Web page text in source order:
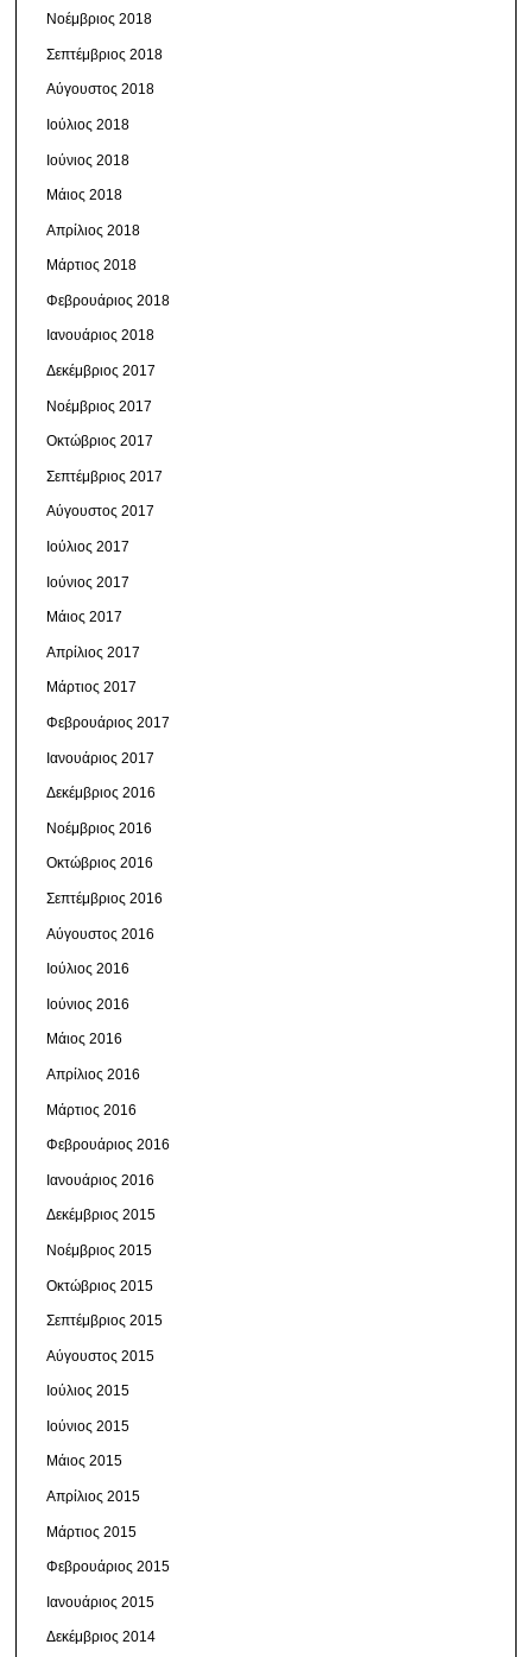
Νοέμβριος 2018
Σεπτέμβριος 2018
Αύγουστος 2018
Ιούλιος 2018
Ιούνιος 2018
Μάιος 2018
Απρίλιος 2018
Μάρτιος 2018
Φεβρουάριος 2018
Ιανουάριος 2018
Δεκέμβριος 2017
Νοέμβριος 2017
Οκτώβριος 2017
Σεπτέμβριος 2017
Αύγουστος 2017
Ιούλιος 2017
Ιούνιος 2017
Μάιος 2017
Απρίλιος 2017
Μάρτιος 2017
Φεβρουάριος 2017
Ιανουάριος 2017
Δεκέμβριος 2016
Νοέμβριος 2016
Οκτώβριος 2016
Σεπτέμβριος 2016
Αύγουστος 2016
Ιούλιος 2016
Ιούνιος 2016
Μάιος 2016
Απρίλιος 2016
Μάρτιος 2016
Φεβρουάριος 2016
Ιανουάριος 2016
Δεκέμβριος 2015
Νοέμβριος 2015
Οκτώβριος 2015
Σεπτέμβριος 2015
Αύγουστος 2015
Ιούλιος 2015
Ιούνιος 2015
Μάιος 2015
Απρίλιος 2015
Μάρτιος 2015
Φεβρουάριος 2015
Ιανουάριος 2015
Δεκέμβριος 2014